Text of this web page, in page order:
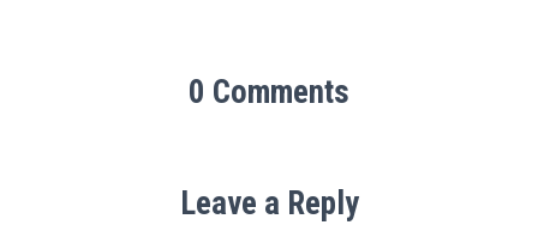
0 Comments
Leave a Reply